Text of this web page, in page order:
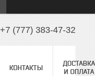
+7 (777) 383-47-32
КОНТАКТЫ
ДОСТАВКА
И ОПЛАТА